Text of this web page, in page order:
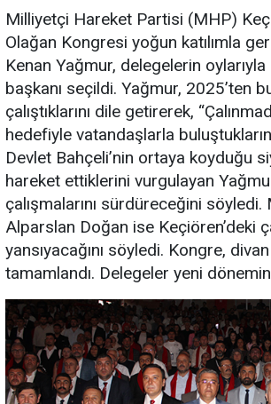
Milliyetçi Hareket Partisi (MHP)
Olağan Kongresi yoğun katılımla
Kenan Yağmur, delegelerin
başkanı seçildi. Yağmur, 2025’ten
çalıştıklarını dile getirerek,
hedefiyle vatandaşlarla
Devlet Bahçeli’nin ortaya koyduğu
hareket ettiklerini vurgulayan
çalışmalarını sürdüreceğini
Alparslan Doğan ise Keçiören’deki
yansıyacağını söyledi. Kongre,
tamamlandı. Delegeler yeni dönemin